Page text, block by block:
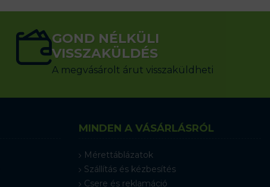
GOND NÉLKÜLI
VISSZAKÜLDÉS
A megvásárolt árut visszaküldheti
MINDEN A VÁSÁRLÁSRÓL
Mérettáblázatok
Szállítás és kézbesítés
Csere és reklamáció